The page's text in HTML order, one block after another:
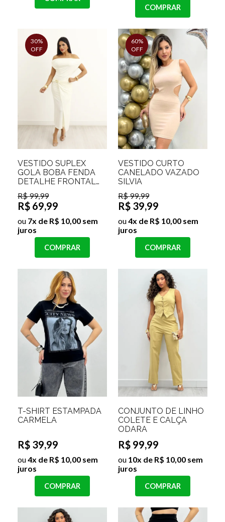
COMPRAR
30%
OFF
VESTIDO SUPLEX
GOLA BOBA FENDA
DETALHE FRONTAL
JASMINI
R$ 99,99
R$ 69,99
ou 7x de R$ 10,00 sem
juros
COMPRAR
60%
OFF
VESTIDO CURTO
CANELADO VAZADO
SILVIA
R$ 99,99
R$ 39,99
ou4x de R$ 10,00 sem
juros
COMPRAR
T-SHIRT ESTAMPADA
CARMELA
R$ 39,99
ou4x de R$ 10,00 sem
juros
COMPRAR
CONJUNTO DE LINHO
COLETE E CALÇA
ODARA
R$ 99,99
ou 10x de R$ 10,00 sem
juros
COMPRAR